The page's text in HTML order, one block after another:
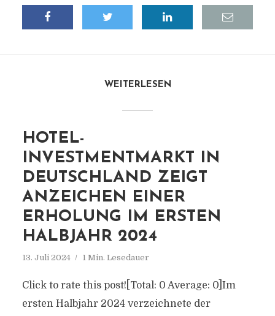
WEITERLESEN
HOTEL-
INVESTMENTMARKT IN
DEUTSCHLAND ZEIGT
ANZEICHEN EINER
ERHOLUNG IM ERSTEN
HALBJAHR 2024
13. Juli 2024 1 Min. Lesedauer
Click to rate this post![Total: 0 Average: 0]Im
ersten Halbjahr 2024 verzeichnete der